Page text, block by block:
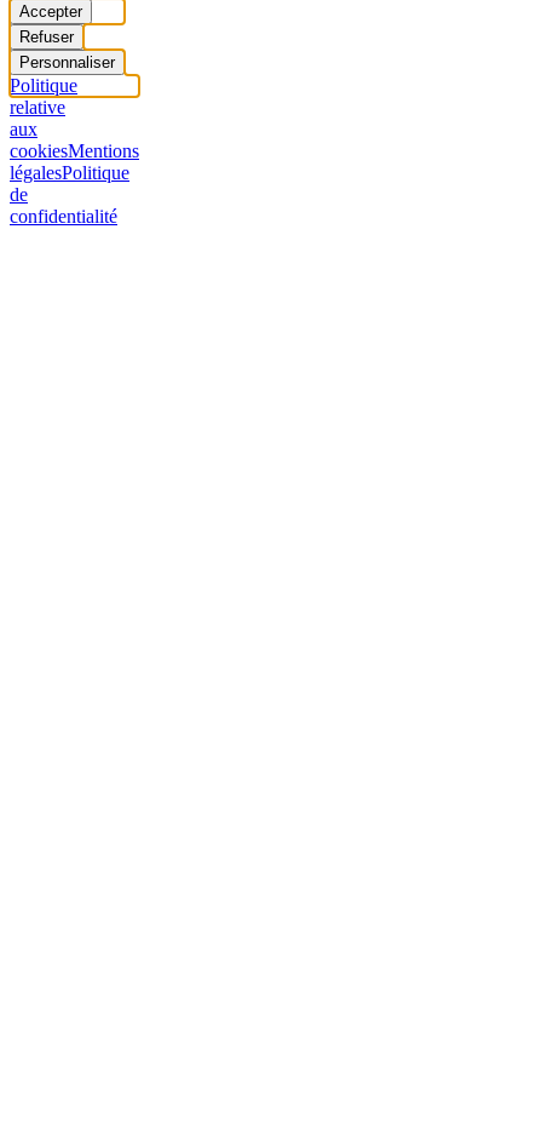
Accepter
Refuser
Personnaliser
Politique
relative
aux
cookiesMentions
légalesPolitique
de
confidentialité